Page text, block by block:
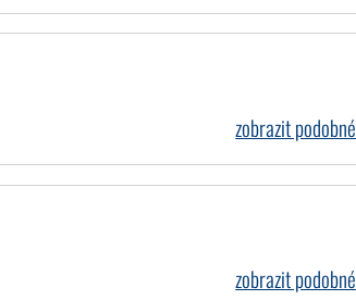
zobrazit podobné
zobrazit podobné